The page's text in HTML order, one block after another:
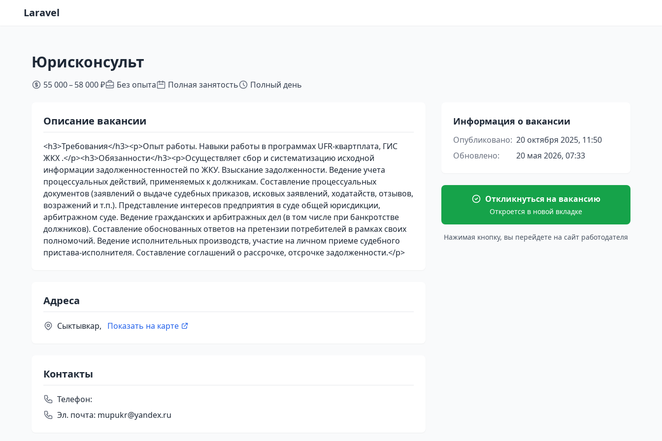
Laravel
Юрисконсульт
55 000 – 58 000 ₽ Без опыта Полная занятость Полный день
Описание вакансии
<h3>Требования</h3><p>Опыт работы. Навыки работы в программах UFR-квартплата, ГИС
ЖКХ .</p><h3>Обязанности</h3><p>Осуществляет сбор и систематизацию исходной
информации задолженностенностей по ЖКУ. Взыскание задолженности. Ведение учета
процессуальных действий, применяемых к должникам. Составление процессуальных
документов (заявлений о выдаче судебных приказов, исковых заявлений, ходатайств, отзывов,
возражений и т.п.). Представление интересов предприятия в суде общей юрисдикции,
арбитражном суде. Ведение гражданских и арбитражных дел (в том числе при банкротстве
должников). Составление обоснованных ответов на претензии потребителей в рамках своих
полномочий. Ведение исполнительных производств, участие на личном приеме судебного
пристава-исполнителя. Составление соглашений о рассрочке, отсрочке задолженности.</p>
Адреса
Сыктывкар, Показать на карте
Контакты
Телефон:
Эл. почта: mupukr@yandex.ru
Информация о вакансии
Опубликовано: 20 октября 2025, 11:50
Обновлено:
20 мая 2026, 07:33
Откликнуться на вакансию
Откроется в новой вкладке
Нажимая кнопку, вы перейдете на сайт работодателя